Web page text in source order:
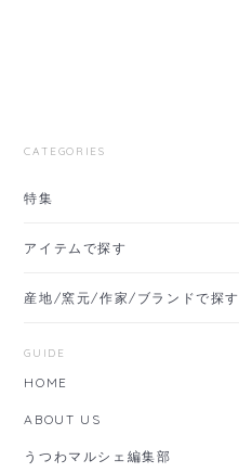
CATEGORIES
特集
アイテムで探す
産地/窯元/作家/ブランドで探す
GUIDE
HOME
ABOUT US
うつわマルシェ編集部